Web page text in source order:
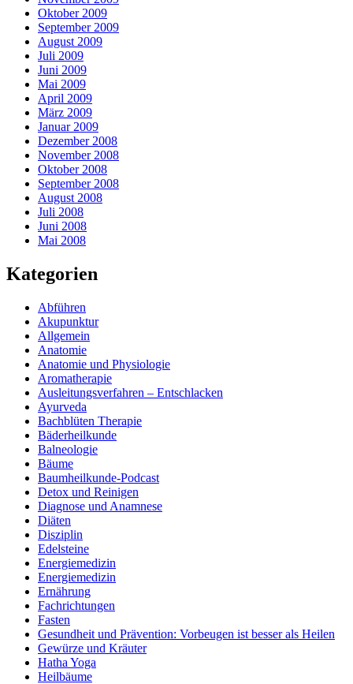
Oktober 2009
September 2009
August 2009
Juli 2009
Juni 2009
Mai 2009
April 2009
März 2009
Januar 2009
Dezember 2008
November 2008
Oktober 2008
September 2008
August 2008
Juli 2008
Juni 2008
Mai 2008
Kategorien
Abführen
Akupunktur
Allgemein
Anatomie
Anatomie und Physiologie
Aromatherapie
Ausleitungsverfahren – Entschlacken
Ayurveda
Bachblüten Therapie
Bäderheilkunde
Balneologie
Bäume
Baumheilkunde-Podcast
Detox und Reinigen
Diagnose und Anamnese
Diäten
Disziplin
Edelsteine
Energiemedizin
Energiemedizin
Ernährung
Fachrichtungen
Fasten
Gesundheit und Prävention: Vorbeugen ist besser als Heilen
Gewürze und Kräuter
Hatha Yoga
Heilbäume